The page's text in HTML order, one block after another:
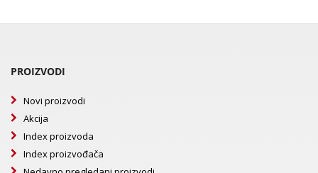
PROIZVODI
Novi proizvodi
Akcija
Index proizvoda
Index proizvođača